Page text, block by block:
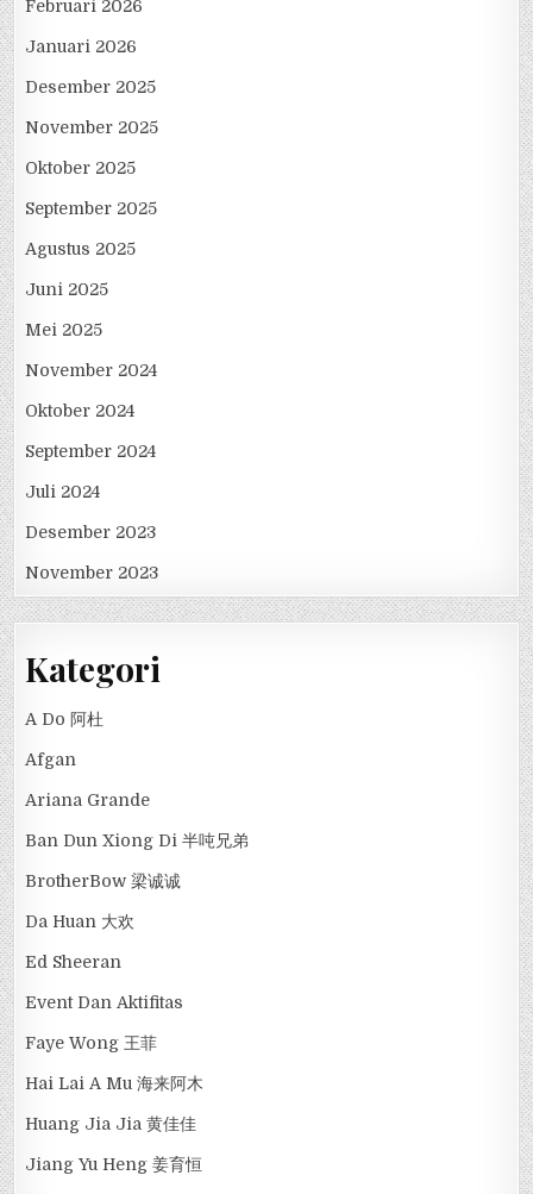
Februari 2026
Januari 2026
Desember 2025
November 2025
Oktober 2025
September 2025
Agustus 2025
Juni 2025
Mei 2025
November 2024
Oktober 2024
September 2024
Juli 2024
Desember 2023
November 2023
Kategori
A Do 阿杜
Afgan
Ariana Grande
Ban Dun Xiong Di 半吨兄弟
BrotherBow 梁诚诚
Da Huan 大欢
Ed Sheeran
Event Dan Aktifitas
Faye Wong 王菲
Hai Lai A Mu 海来阿木
Huang Jia Jia 黄佳佳
Jiang Yu Heng 姜育恒